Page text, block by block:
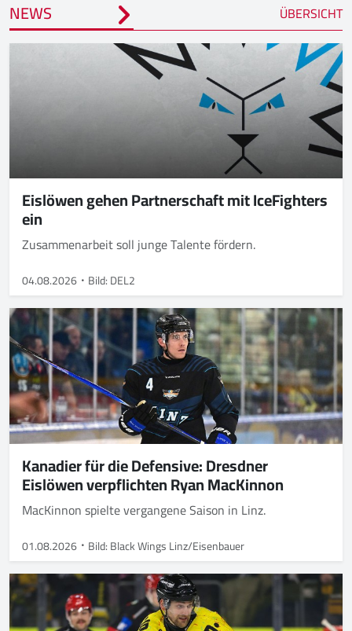
NEWS ÜBERSICHT
Eislöwen gehen Partnerschaft mit IceFighters
ein
Zusammenarbeit soll junge Talente fördern.
04.08.2026 Bild: DEL2
Kanadier für die Defensive: Dresdner
Eislöwen verpflichten Ryan MacKinnon
MacKinnon spielte vergangene Saison in Linz.
01.08.2026 Bild: Black Wings Linz/Eisenbauer